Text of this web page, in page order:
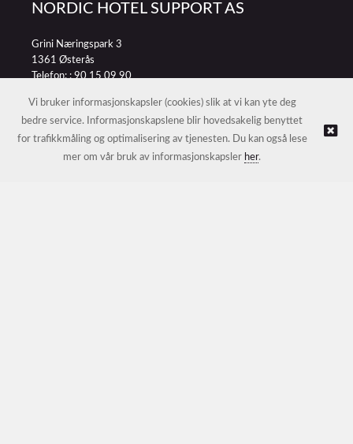
NORDIC HOTEL SUPPORT AS
Grini Næringspark 3
1361 Østerås
Telefon: :90 15 09 90
© NORDIC HOTEL SUPPORT AS |Nettbutikk levert av Kréatif
Vi bruker informasjonskapsler (cookies) slik at vi kan yte deg
bedre service. Informasjonskapslene blir hovedsakelig benyttet
for trafikkmåling og optimalisering av tjenesten. Du kan også lese
mer om vår bruk av informasjonskapsler her.